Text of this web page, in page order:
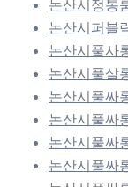
논산시정통
논산시퍼블
논산시풀사
논산시풀살
논산시풀싸
논산시풀싸
논산시풀싸
논산시풀싸